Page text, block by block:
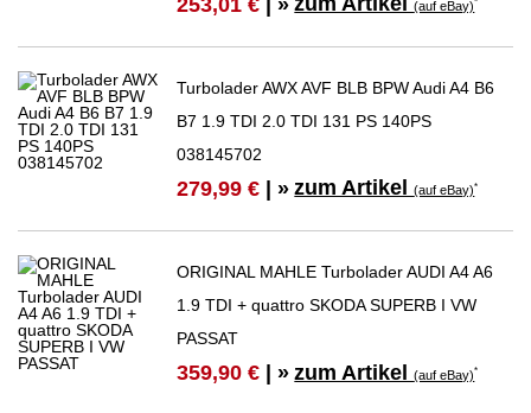
(auf eBay)*
Turbolader AWX AVF BLB BPW Audi A4 B6
B7 1.9 TDI 2.0 TDI 131 PS 140PS
038145702
279,99 € | » zum Artikel(auf eBay)*
ORIGINAL MAHLE Turbolader AUDI A4 A6
1.9 TDI + quattro SKODA SUPERB I VW
PASSAT
359,90 € | » zum Artikel(auf eBay)*